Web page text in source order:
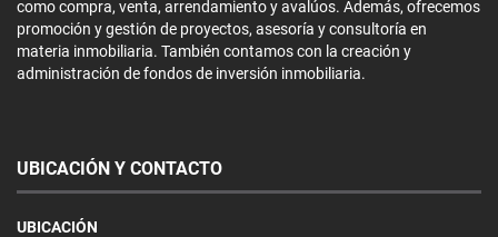
como compra, venta, arrendamiento y avalúos. Además, ofrecemos
promoción y gestión de proyectos, asesoría y consultoría en
materia inmobiliaria. También contamos con la creación y
administración de fondos de inversión inmobiliaria.
UBICACIÓN Y CONTACTO
UBICACIÓN